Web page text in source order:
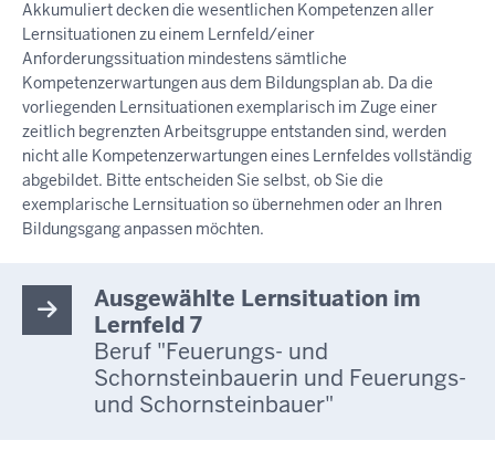
Akkumuliert decken die wesentlichen Kompetenzen aller
Lernsituationen zu einem Lernfeld/einer
Anforderungssituation mindestens sämtliche
Kompetenzerwartungen aus dem Bildungsplan ab. Da die
vorliegenden Lernsituationen exemplarisch im Zuge einer
zeitlich begrenzten Arbeitsgruppe entstanden sind, werden
nicht alle Kompetenzerwartungen eines Lernfeldes vollständig
abgebildet. Bitte entscheiden Sie selbst, ob Sie die
exemplarische Lernsituation so übernehmen oder an Ihren
Bildungsgang anpassen möchten.
Ausgewählte Lernsituation im
Lernfeld 7
Beruf "Feuerungs- und
Schornsteinbauerin und Feuerungs-
und Schornsteinbauer"